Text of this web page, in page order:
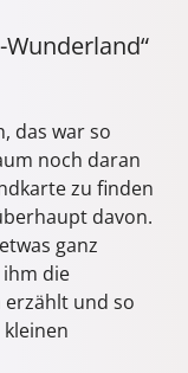
das war so
noch daran
zu finden
davon.
ganz
die
erzählt und so